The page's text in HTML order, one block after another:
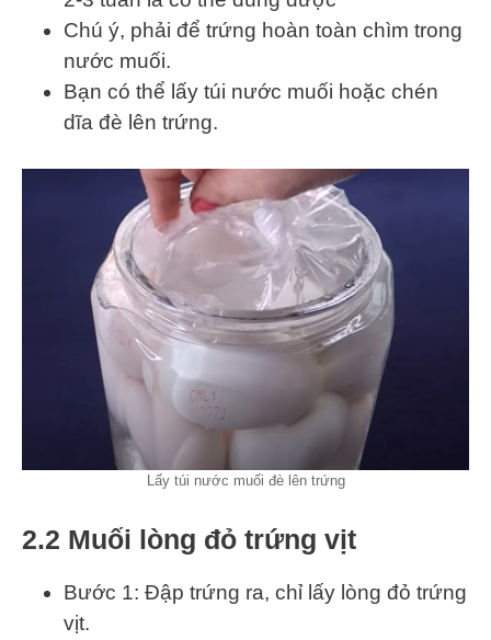
Chú ý, phải để trứng hoàn toàn chìm trong
nước muối.
Bạn có thể lấy túi nước muối hoặc chén
dĩa đè lên trứng.
Lấy túi nước muối đè lên trứng
2.2 Muối lòng đỏ trứng vịt
Bước 1: Đập trứng ra, chỉ lấy lòng đỏ trứng
vịt.